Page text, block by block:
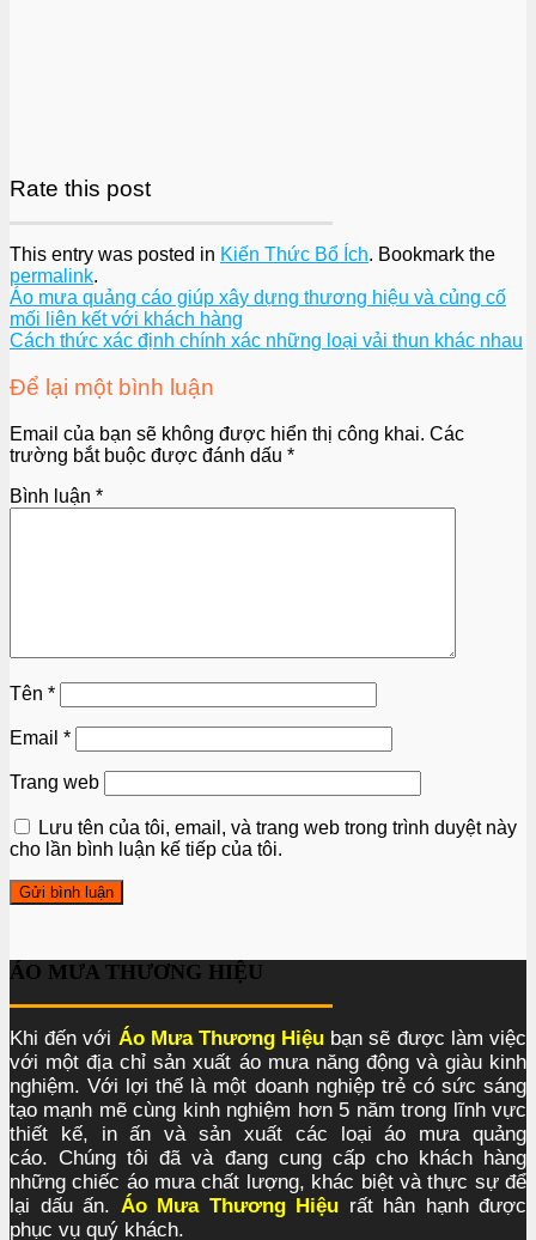
Rate this post
This entry was posted in Kiến Thức Bổ Ích. Bookmark the
permalink.
Áo mưa quảng cáo giúp xây dựng thương hiệu và củng cố
mối liên kết với khách hàng
Cách thức xác định chính xác những loại vải thun khác nhau
Để lại một bình luận
Email của bạn sẽ không được hiển thị công khai. Các
trường bắt buộc được đánh dấu *
Bình luận *
Tên *
Email *
Trang web
Lưu tên của tôi, email, và trang web trong trình duyệt này
cho lần bình luận kế tiếp của tôi.
ÁO MƯA THƯƠNG HIỆU
Khi đến với Áo Mưa Thương Hiệu bạn sẽ được làm việc
với một địa chỉ sản xuất áo mưa năng động và giàu kinh
nghiệm. Với lợi thế là một doanh nghiệp trẻ có sức sáng
tạo mạnh mẽ cùng kinh nghiệm hơn 5 năm trong lĩnh vực
thiết kế, in ấn và sản xuất các loại áo mưa quảng
cáo. Chúng tôi đã và đang cung cấp cho khách hàng
những chiếc áo mưa chất lượng, khác biệt và thực sự để
lại dấu ấn. Áo Mưa Thương Hiệu rất hân hạnh được
phục vụ quý khách.